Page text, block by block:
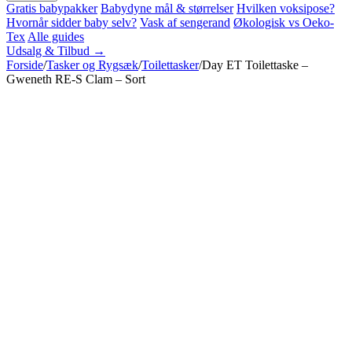
Gratis babypakker Babydyne mål & størrelser Hvilken voksipose?
Hvornår sidder baby selv? Vask af sengerand Økologisk vs Oeko-
Tex Alle guides
Udsalg & Tilbud →
Forside/Tasker og Rygsæk/Toilettasker/Day ET Toilettaske –
Gweneth RE-S Clam – Sort